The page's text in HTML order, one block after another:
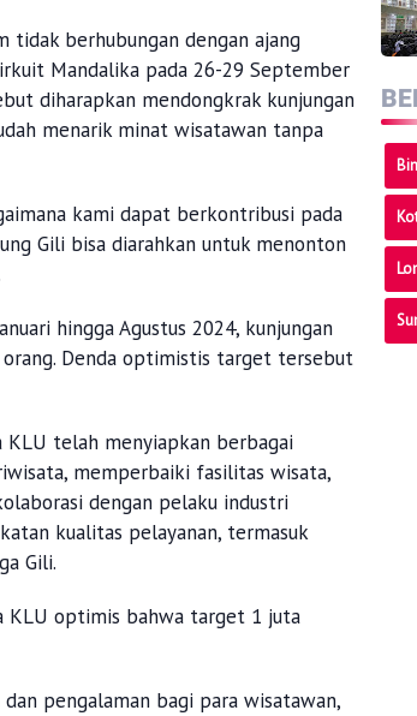
tidak berhubungan dengan ajang
Mandalika pada 26-29 September
diharapkan mendongkrak kunjungan
menarik minat wisatawan tanpa
kami dapat berkontribusi pada
Gili bisa diarahkan untuk menonton
hingga Agustus 2024, kunjungan
Denda optimistis target tersebut
telah menyiapkan berbagai
memperbaiki fasilitas wisata,
dengan pelaku industri
kualitas pelayanan, termasuk
Gili.
KLU optimis bahwa target 1 juta
pengalaman bagi para wisatawan,